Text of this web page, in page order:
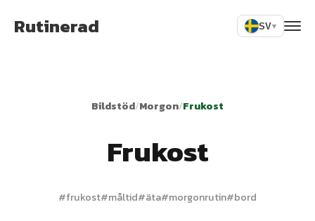
Rutinerad SV▾
Bildstöd/Morgon/Frukost
Frukost
#frukost#måltid#äta#morgonrutin#bord